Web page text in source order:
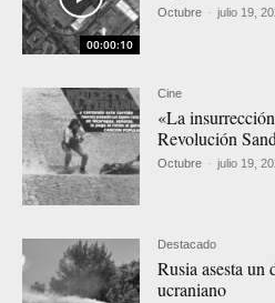
00:00:10
Octubre - julio 19,
Cine
«La
Revolución
Octubre - julio 19,
Destacado
Rusia asesta un
ucraniano